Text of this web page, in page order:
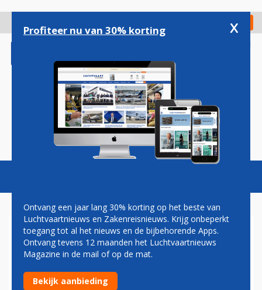
gaan
Check in
Magazine Podcasts Vacatures
DEUTSCHE AIRCRAFT
VERWACHT EERSTE D328ECO
IN 2027 TE LEVEREN
Profiteer nu van 30% korting x
Ontvang een jaar lang 30% korting op het beste van
Luchtvaartnieuws en Zakenreisnieuws. Krijg onbeperkt
toegang tot al het nieuws en de bijbehorende Apps.
Ontvang tevens 12 maanden het Luchtvaartnieuws
Magazine in de mail of op de mat.
Bekijk aanbieding